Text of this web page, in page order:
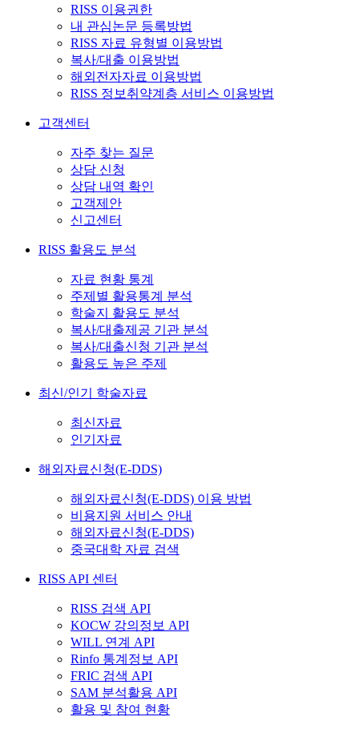
RISS 이용권한
내 관심논문 등록방법
RISS 자료 유형별 이용방법
복사/대출 이용방법
해외전자자료 이용방법
RISS 정보취약계층 서비스 이용방법
고객센터
자주 찾는 질문
상담 신청
상담 내역 확인
고객제안
신고센터
RISS 활용도 분석
자료 현황 통계
주제별 활용통계 분석
학술지 활용도 분석
복사/대출제공 기관 분석
복사/대출신청 기관 분석
활용도 높은 주제
최신/인기 학술자료
최신자료
인기자료
해외자료신청(E-DDS)
해외자료신청(E-DDS) 이용 방법
비용지원 서비스 안내
해외자료신청(E-DDS)
중국대학 자료 검색
RISS API 센터
RISS 검색 API
KOCW 강의정보 API
WILL 연계 API
Rinfo 통계정보 API
FRIC 검색 API
SAM 분석활용 API
활용 및 참여 현황